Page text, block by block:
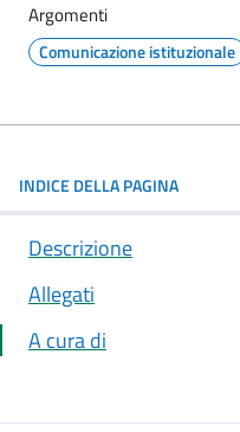
Argomenti
Comunicazione istituzionale
INDICE DELLA PAGINA
Descrizione
Allegati
A cura di